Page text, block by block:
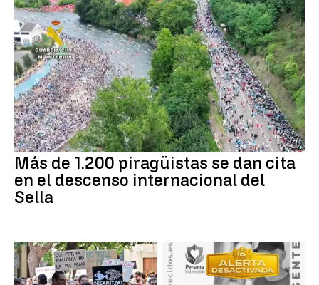
Más de 1.200 piragüistas se dan cita
en el descenso internacional del
Sella